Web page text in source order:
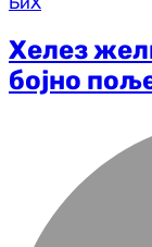
Хелез
бојно